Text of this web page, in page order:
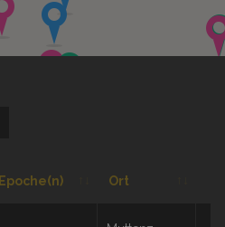
Epoche(n) Ort